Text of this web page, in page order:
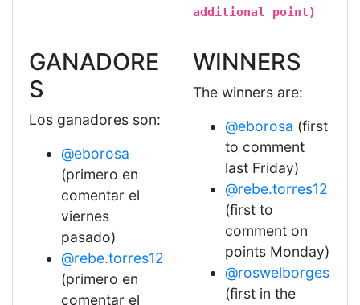
additional point)
GANADORE
S
Los ganadores son:
@eborosa
(primero en
comentar el
viernes
pasado)
@rebe.torres12
(primero en
comentar el
WINNERS
The winners are:
@eborosa (first
to comment
last Friday)
@rebe.torres12
(first to
comment on
points Monday)
@roswelborges
(first in the